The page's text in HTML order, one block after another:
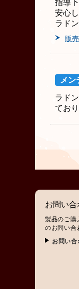
指導
安心
ラド
販
メン
ラド
てお
お問い合
製品のご購
のお問い合
お問い合